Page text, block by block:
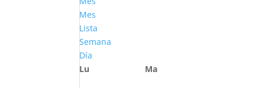
Mes
Lista
Semana
Día
Lu
Ma